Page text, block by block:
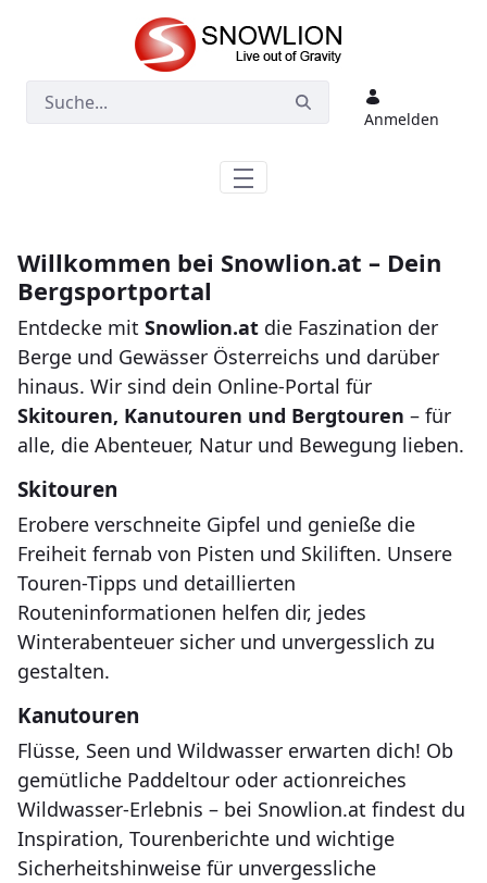
Zum Hauptinhalt springen
Anmelden
Willkommen bei Snowlion.at – Dein
Bergsportportal
Entdecke mit Snowlion.at die Faszination der
Berge und Gewässer Österreichs und darüber
hinaus. Wir sind dein Online-Portal für
Skitouren, Kanutouren und Bergtouren – für
alle, die Abenteuer, Natur und Bewegung lieben.
Skitouren
Erobere verschneite Gipfel und genieße die
Freiheit fernab von Pisten und Skiliften. Unsere
Touren-Tipps und detaillierten
Routeninformationen helfen dir, jedes
Winterabenteuer sicher und unvergesslich zu
gestalten.
Kanutouren
Flüsse, Seen und Wildwasser erwarten dich! Ob
gemütliche Paddeltour oder actionreiches
Wildwasser-Erlebnis – bei Snowlion.at findest du
Inspiration, Tourenberichte und wichtige
Sicherheitshinweise für unvergessliche